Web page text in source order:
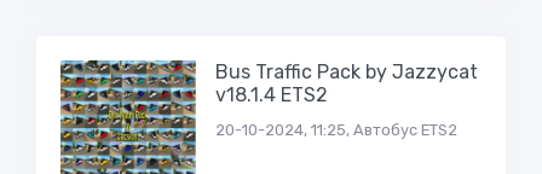
Bus Traffic Pack by Jazzycat
v18.1.4 ETS2
20-10-2024, 11:25, Автобус ETS2